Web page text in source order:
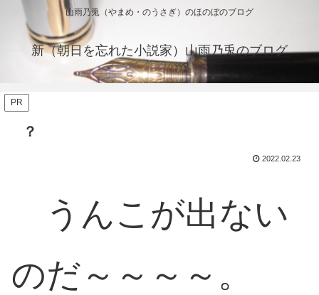
山雨乃兎（やまめ・のうさぎ）のほのぼのブログ
新（朝日を忘れた小説家）山雨乃兎のブログ
PR
？
2022.02.23
うんこが出ない
のだ～～～～。